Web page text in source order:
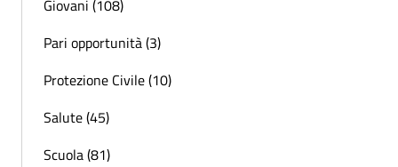
Giovani (108)
Pari opportunità (3)
Protezione Civile (10)
Salute (45)
Scuola (81)